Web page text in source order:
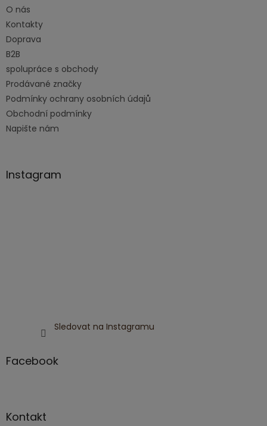
O nás
Kontakty
Doprava
B2B
spolupráce s obchody
Prodávané značky
Podmínky ochrany osobních údajů
Obchodní podmínky
Napište nám
Instagram
Sledovat na Instagramu
Facebook
Kontakt